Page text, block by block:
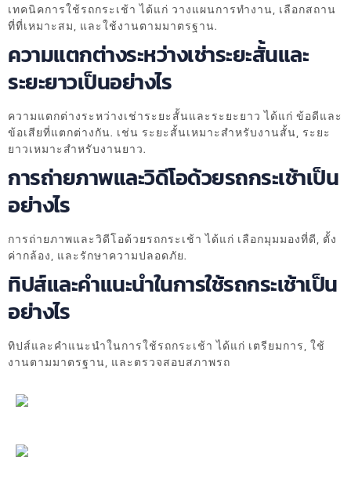
เทคนิคการใช้รถกระเช้า ได้แก่ วางแผนการทำงาน, เลือกสถาน
ที่ที่เหมาะสม, และใช้งานตามมาตรฐาน.
ความแตกต่างระหว่างเช่าระยะสั้นและ
ระยะยาวเป็นอย่างไร
ความแตกต่างระหว่างเช่าระยะสั้นและระยะยาว ได้แก่ ข้อดีและ
ข้อเสียที่แตกต่างกัน. เช่น ระยะสั้นเหมาะสำหรับงานสั้น, ระยะ
ยาวเหมาะสำหรับงานยาว.
การถ่ายภาพและวิดีโอด้วยรถกระเช้าเป็น
อย่างไร
การถ่ายภาพและวิดีโอด้วยรถกระเช้า ได้แก่ เลือกมุมมองที่ดี, ตั้ง
ค่ากล้อง, และรักษาความปลอดภัย.
ทิปส์และคำแนะนำในการใช้รถกระเช้าเป็น
อย่างไร
ทิปส์และคำแนะนำในการใช้รถกระเช้า ได้แก่ เตรียมการ, ใช้
งานตามมาตรฐาน, และตรวจสอบสภาพรถ